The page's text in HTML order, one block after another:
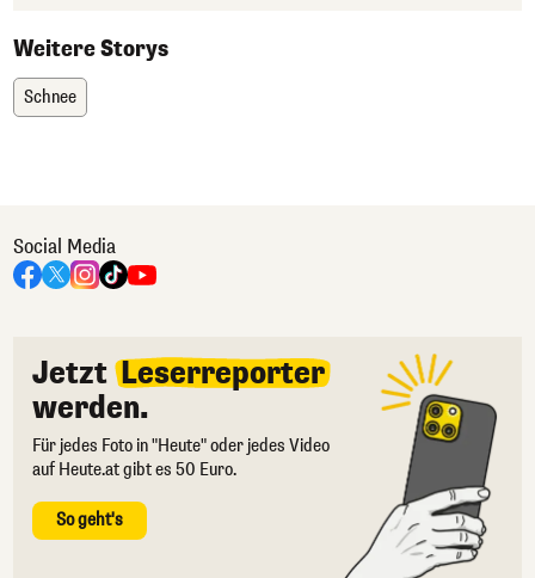
Weitere Storys
Schnee
Social Media
Jetzt Leserreporter
werden.
Für jedes Foto in "Heute" oder jedes Video
auf Heute.at gibt es 50 Euro.
So geht's